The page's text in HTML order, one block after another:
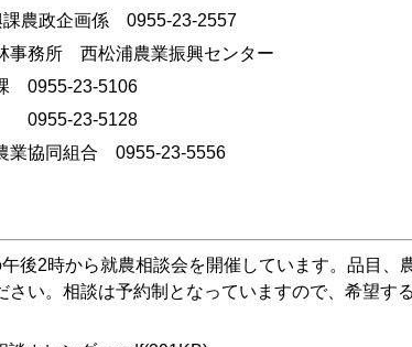
政企画係 0955-23-2557
所 西松浦農業振興センター
23-5106
23-5128
協同組合 0955-23-5556
後2時から就農相談会を開催しています。品目、
さい。相談は予約制となっていますので、希望す